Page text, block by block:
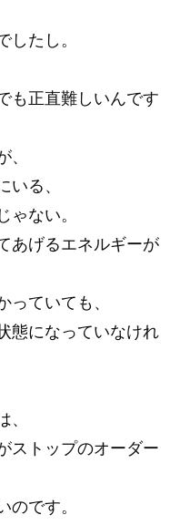
したし。
も正直難しいんです
、
いる、
ゃない。
あげるエネルギーが
っていても、
態になっていなけれ
、
ストップのオーダー
のです。